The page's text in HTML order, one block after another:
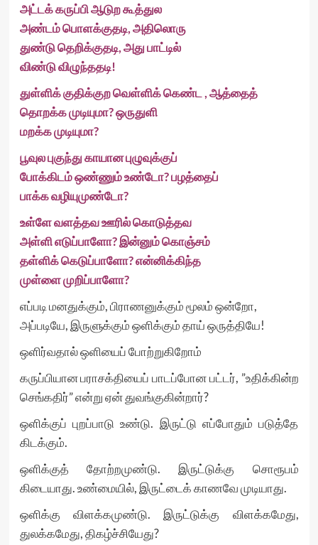
அட்டக் கருப்பி ஆடுற கூத்துல
அண்டம் பொளக்குதடி, அதிலொரு
துண்டு தெறிக்குதடி, அது பாட்டில்
விண்டு விழுந்ததடி!
துள்ளிக் குதிக்குற வெள்ளிக் கெண்ட , ஆத்தைத்
தொறக்க முடியுமா? ஒருதுளி
மறக்க முடியுமா?
பூவுல புகுந்து காயான புழுவுக்குப்
போக்கிடம் ஒண்ணும் உண்டோ? பழத்தைப்
பாக்க வழியுமுண்டோ?
உள்ளே வளத்தவ ஊரில் கொடுத்தவ
அள்ளி எடுப்பாளோ? இன்னும் கொஞ்சம்
தள்ளிக் கெடுப்பாளோ? என்னிக்கிந்த
முள்ளை முறிப்பாளோ?
எப்படி மனதுக்கும், பிராணனுக்கும் மூலம் ஒன்றோ,
அப்படியே, இருளுக்கும் ஒளிக்கும் தாய் ஒருத்தியே!
ஒளிர்வதால் ஒளியைப் போற்றுகிறோம்
கருப்பியான பராசக்தியைப் பாடப்போன பட்டர், ”உதிக்கின்ற
செங்கதிர்” என்று ஏன் துவங்குகின்றார்?
ஒளிக்குப் புறப்பாடு உண்டு. இருட்டு எப்போதும் படுத்தே
கிடக்கும்.
ஒளிக்குத் தோற்றமுண்டு. இருட்டுக்கு சொரூபம்
கிடையாது. உண்மையில், இருட்டைக் காணவே முடியாது.
ஒளிக்கு விளக்கமுண்டு. இருட்டுக்கு விளக்கமேது,
துலக்கமேது, திகழ்ச்சியேது?